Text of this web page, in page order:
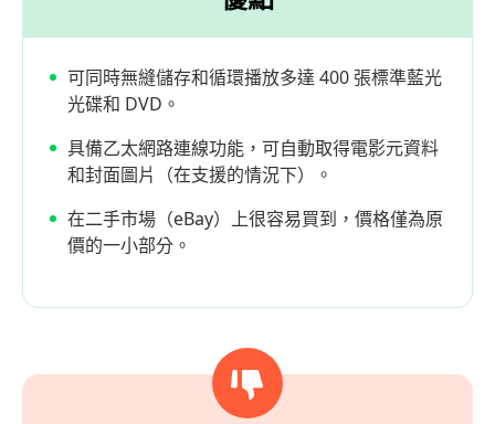
可同時無縫儲存和循環播放多達 400 張標準藍光
光碟和 DVD。
具備乙太網路連線功能，可自動取得電影元資料
和封面圖片（在支援的情況下）。
在二手市場（eBay）上很容易買到，價格僅為原
價的一小部分。